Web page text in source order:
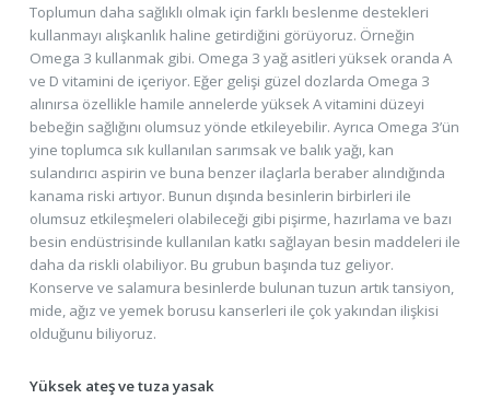
Toplumun daha sağlıklı olmak için farklı beslenme destekleri
kullanmayı alışkanlık haline getirdiğini görüyoruz. Örneğin
Omega 3 kullanmak gibi. Omega 3 yağ asitleri yüksek oranda A
ve D vitamini de içeriyor. Eğer gelişi güzel dozlarda Omega 3
alınırsa özellikle hamile annelerde yüksek A vitamini düzeyi
bebeğin sağlığını olumsuz yönde etkileyebilir. Ayrıca Omega 3’ün
yine toplumca sık kullanılan sarımsak ve balık yağı, kan
sulandırıcı aspirin ve buna benzer ilaçlarla beraber alındığında
kanama riski artıyor. Bunun dışında besinlerin birbirleri ile
olumsuz etkileşmeleri olabileceği gibi pişirme, hazırlama ve bazı
besin endüstrisinde kullanılan katkı sağlayan besin maddeleri ile
daha da riskli olabiliyor. Bu grubun başında tuz geliyor.
Konserve ve salamura besinlerde bulunan tuzun artık tansiyon,
mide, ağız ve yemek borusu kanserleri ile çok yakından ilişkisi
olduğunu biliyoruz.
Yüksek ateş ve tuza yasak